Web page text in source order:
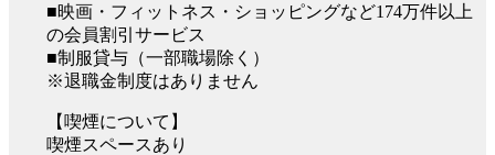
■映画・フィットネス・ショッピングなど174万件以上
の会員割引サービス
■制服貸与（一部職場除く）
※退職金制度はありません
【喫煙について】
喫煙スペースあり